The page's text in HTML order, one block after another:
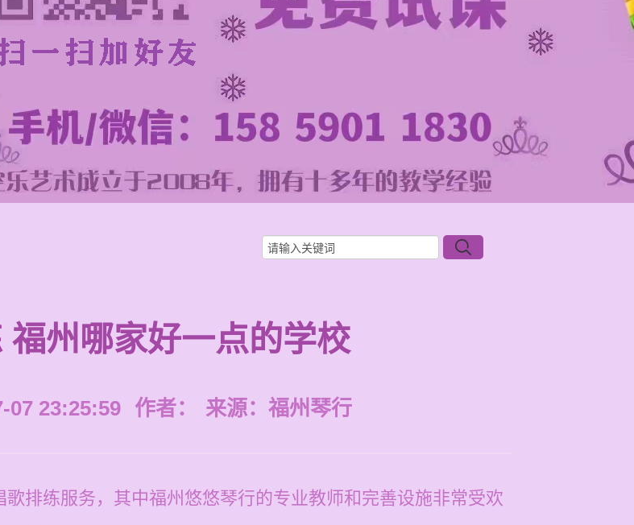
福州哪家好一点的学校
07 23:25:59 作者： 来源： 福州琴行
排练服务，其中福州悠悠琴行的专业教师和完善设施非常受欢